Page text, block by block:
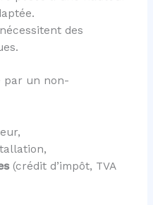
des
par un non-
(crédit d’impôt, TVA